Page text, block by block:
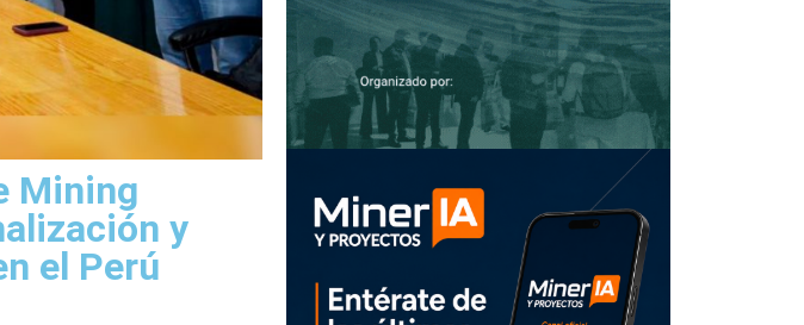
Mining
y
el Perú